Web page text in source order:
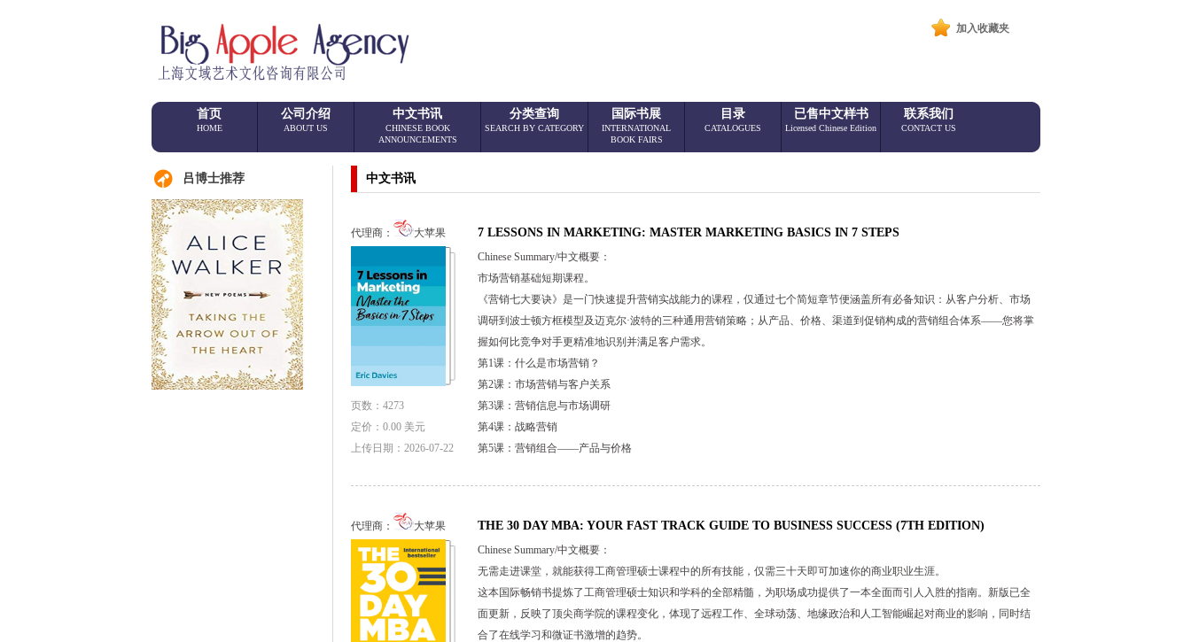
加入收藏夹
首页
HOME
公司介绍
ABOUT US
中文书讯
CHINESE BOOK
ANNOUNCEMENTS
分类查询
SEARCH BY CATEGORY
国际书展
INTERNATIONAL
BOOK FAIRS
目录
CATALOGUES
已售中文样书
Licensed Chinese Edition
联系我们
CONTACT US
吕博士推荐 中文书讯
代理商： 大苹果
页数：4273
定价：0.00 美元
上传日期：2026-07-22
7 LESSONS IN MARKETING: MASTER MARKETING BASICS IN 7 STEPS
Chinese Summary/中文概要：
市场营销基础短期课程。
《营销七大要诀》是一门快速提升营销实战能力的课程，仅通过七个简短章节便涵盖所有必备知识：从客户分析、市场
调研到波士顿方框模型及迈克尔·波特的三种通用营销策略；从产品、价格、渠道到促销构成的营销组合体系——您将掌
握如何比竞争对手更精准地识别并满足客户需求。
第1课：什么是市场营销？
第2课：市场营销与客户关系
第3课：营销信息与市场调研
第4课：战略营销
第5课：营销组合——产品与价格
通过本书，您将系统掌握市场营销领域的核心主题与核心概念，深入理解关键理论，并通过实践性与启发性练习检验学
习成果。《营销七大要诀》是通往成功最快捷的途径。(Sandy)
代理商： 大苹果 THE 30 DAY MBA: YOUR FAST TRACK GUIDE TO BUSINESS SUCCESS (7TH EDITION)
Chinese Summary/中文概要：
无需走进课堂，就能获得工商管理硕士课程中的所有技能，仅需三十天即可加速你的商业职业生涯。
这本国际畅销书提炼了工商管理硕士知识和学科的全部精髓，为职场成功提供了一本全面而引人入胜的指南。新版已全
面更新，反映了顶尖商学院的课程变化，体现了远程工作、全球动荡、地缘政治和人工智能崛起对商业的影响，同时结
合了在线学习和微证书激增的趋势。